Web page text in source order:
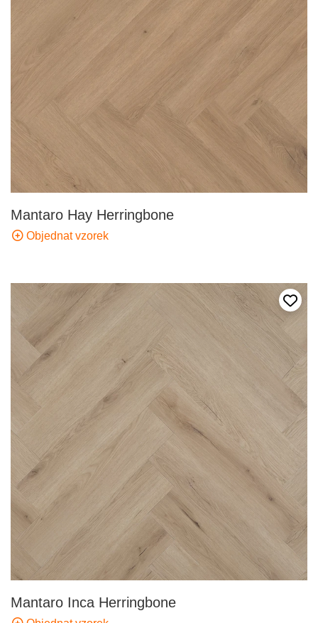
Mantaro Hay Herringbone
Objednat vzorek
Mantaro Inca Herringbone